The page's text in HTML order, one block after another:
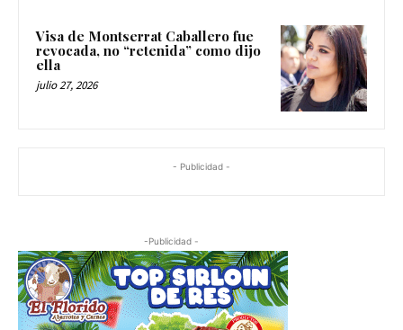
Visa de Montserrat Caballero fue
revocada, no “retenida” como dijo
ella
julio 27, 2026
- Publicidad -
-Publicidad -